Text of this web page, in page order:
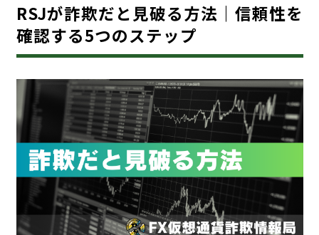
RSJが詐欺だと見破る方法｜信頼性を
確認する5つのステップ